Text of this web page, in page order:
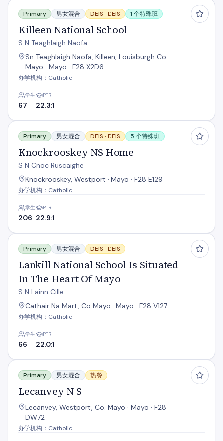
Killeen National School
Primary 男女混合 DEIS · DEIS 1 个特殊班
Killeen National School
S N Teaghlaigh Naofa
Sn Teaghlaigh Naofa, Killeen, Louisburgh Co
Mayo · Mayo · F28 X2D6
办学机构：Catholic
学生
67
PTR
22.3:1
Knockrooskey NS Home
Primary 男女混合 DEIS · DEIS 5 个特殊班
Knockrooskey NS Home
S N Cnoc Ruscaighe
Knockrooskey, Westport · Mayo · F28 E129
办学机构：Catholic
学生
206
PTR
22.9:1
Lankill National School Is Situated In The Heart Of Mayo
Primary 男女混合 DEIS · DEIS
Lankill National School Is Situated
In The Heart Of Mayo
S N Lainn Cille
Cathair Na Mart, Co Mayo · Mayo · F28 V127
办学机构：Catholic
学生
66
PTR
22.0:1
Lecanvey N S
Primary 男女混合 热餐
Lecanvey N S
Lecanvey, Westport, Co. Mayo · Mayo · F28
DW72
办学机构：Catholic